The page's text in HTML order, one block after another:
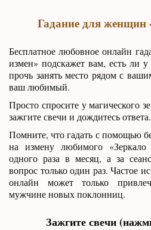
Гадание для женщин
Бесплатное любовное онлайн
измен» подскажет вам, есть ли
прочь занять место рядом с
ваш любимый.
Просто спросите у магического
зажгите свечи и дождитесь ответа.
Помните, что гадать с помощью
на измену любимого
одного раза в месяц, а за
вопрос только один раз. Частое
онлайн может только
мужчине новых поклонниц.
Зажгите свечи